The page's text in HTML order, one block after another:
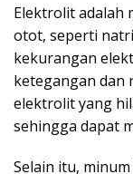
Elektrolit adalah
otot, seperti
kekurangan
ketegangan dan
elektrolit yang
sehingga dapat
Selain itu,